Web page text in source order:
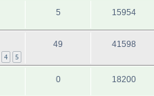
5 15954
4 5
49 41598
0 18200